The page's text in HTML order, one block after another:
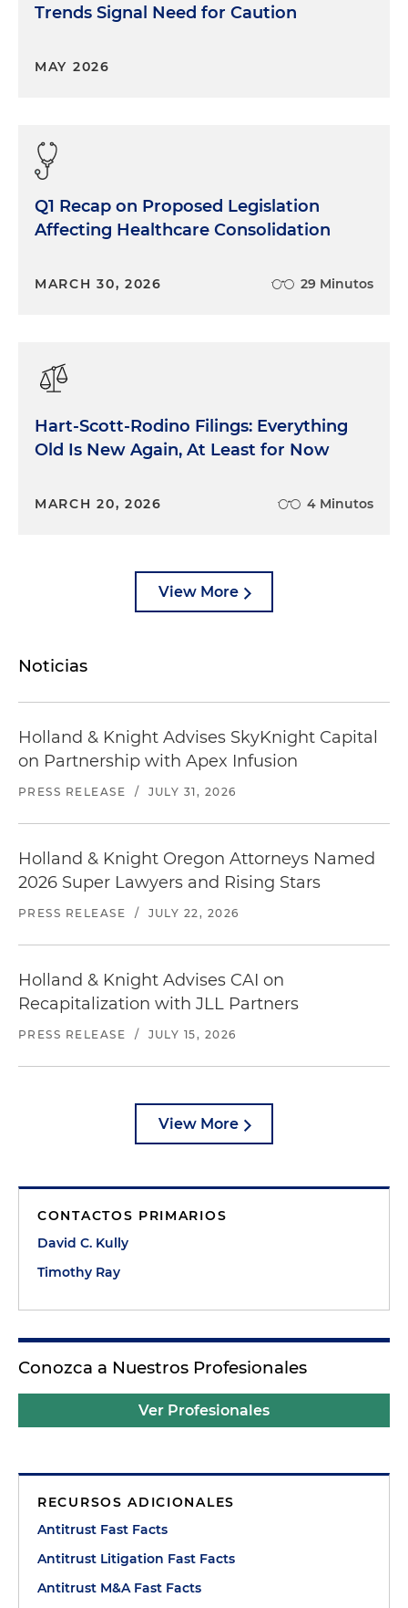
Trends Signal Need for Caution
MAY 2026
Q1 Recap on Proposed Legislation
Affecting Healthcare Consolidation
MARCH 30, 2026 29 Minutos
Hart-Scott-Rodino Filings: Everything
Old Is New Again, At Least for Now
MARCH 20, 2026 4 Minutos
View More
Noticias
Holland & Knight Advises SkyKnight Capital
on Partnership with Apex Infusion
PRESS RELEASE / JULY 31, 2026
Holland & Knight Oregon Attorneys Named
2026 Super Lawyers and Rising Stars
PRESS RELEASE / JULY 22, 2026
Holland & Knight Advises CAI on
Recapitalization with JLL Partners
PRESS RELEASE / JULY 15, 2026
View More
CONTACTOS PRIMARIOS
David C. Kully
Timothy Ray
Conozca a Nuestros Profesionales
Ver Profesionales
RECURSOS ADICIONALES
Antitrust Fast Facts
Antitrust Litigation Fast Facts
Antitrust M&A Fast Facts